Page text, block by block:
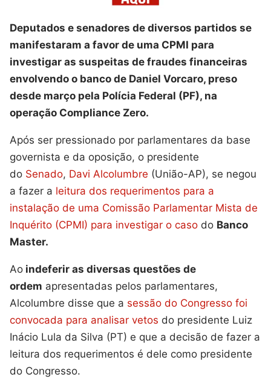
Deputados e senadores de diversos partidos se
manifestaram a favor de uma CPMI para
investigar as suspeitas de fraudes financeiras
envolvendo o banco de Daniel Vorcaro, preso
desde março pela Polícia Federal (PF), na
operação Compliance Zero.
Após ser pressionado por parlamentares da base
governista e da oposição, o presidente
do Senado, Davi Alcolumbre (União-AP), se negou
a fazer a leitura dos requerimentos para a
instalação de uma Comissão Parlamentar Mista de
Inquérito (CPMI) para investigar o caso do Banco
Master.
Ao indeferir as diversas questões de
ordem apresentadas pelos parlamentares,
Alcolumbre disse que a sessão do Congresso foi
convocada para analisar vetos do presidente Luiz
Inácio Lula da Silva (PT) e que a decisão de fazer a
leitura dos requerimentos é dele como presidente
do Congresso.